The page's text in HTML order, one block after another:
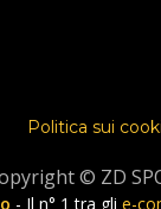
Politica sui
© ZD
- Il n° 1 tra gli e-